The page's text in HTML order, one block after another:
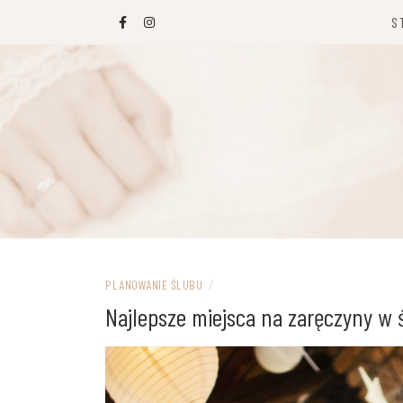
PLANOWANIE ŚLUBU /
Najlepsze miejsca na zaręczyny w